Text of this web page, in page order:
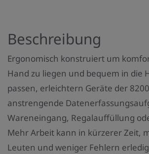
a
z
Beschreibung
Ergonomisch konstruiert um
Hand zu liegen und bequem in die
passen, erleichtern Geräte der
anstrengende
Wareneingang, Regalauffüllung
Mehr Arbeit kann in kürzerer Zeit,
Leuten und weniger Fehlern